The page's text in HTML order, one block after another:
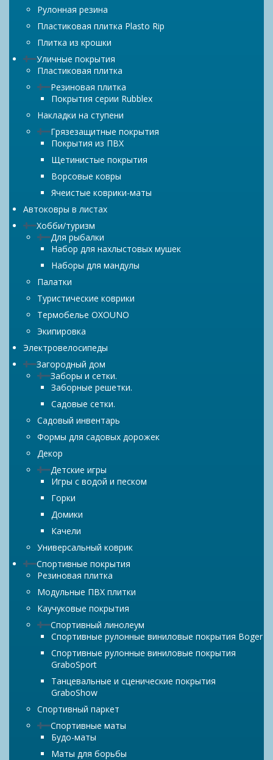
Рулонная резина
Пластиковая плитка Plasto Rip
Плитка из крошки
Уличные покрытия
Пластиковая плитка
Резиновая плитка
Покрытия серии Rubblex
Накладки на ступени
Грязезащитные покрытия
Покрытия из ПВХ
Щетинистые покрытия
Ворсовые ковры
Ячеистые коврики-маты
Автоковры в листах
Хобби/туризм
Для рыбалки
Набор для нахлыстовых мушек
Наборы для мандулы
Палатки
Туристические коврики
Термобелье OXOUNO
Экипировка
Электровелосипеды
Загородный дом
Заборы и сетки.
Заборные решетки.
Садовые сетки.
Садовый инвентарь
Формы для садовых дорожек
Декор
Детские игры
Игры с водой и песком
Горки
Домики
Качели
Универсальный коврик
Спортивные покрытия
Резиновая плитка
Модульные ПВХ плитки
Каучуковые покрытия
Спортивный линолеум
Спортивные рулонные виниловые покрытия Boger
Спортивные рулонные виниловые покрытия
GraboSport
Танцевальные и сценические покрытия
GraboShow
Спортивный паркет
Спортивные маты
Будо-маты
Маты для борьбы